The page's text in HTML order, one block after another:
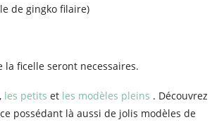
de gingko filaire)
ficelle seront necessaires.
, les petits et les modèles pleins . Découvrez
possédant là aussi de jolis modèles de